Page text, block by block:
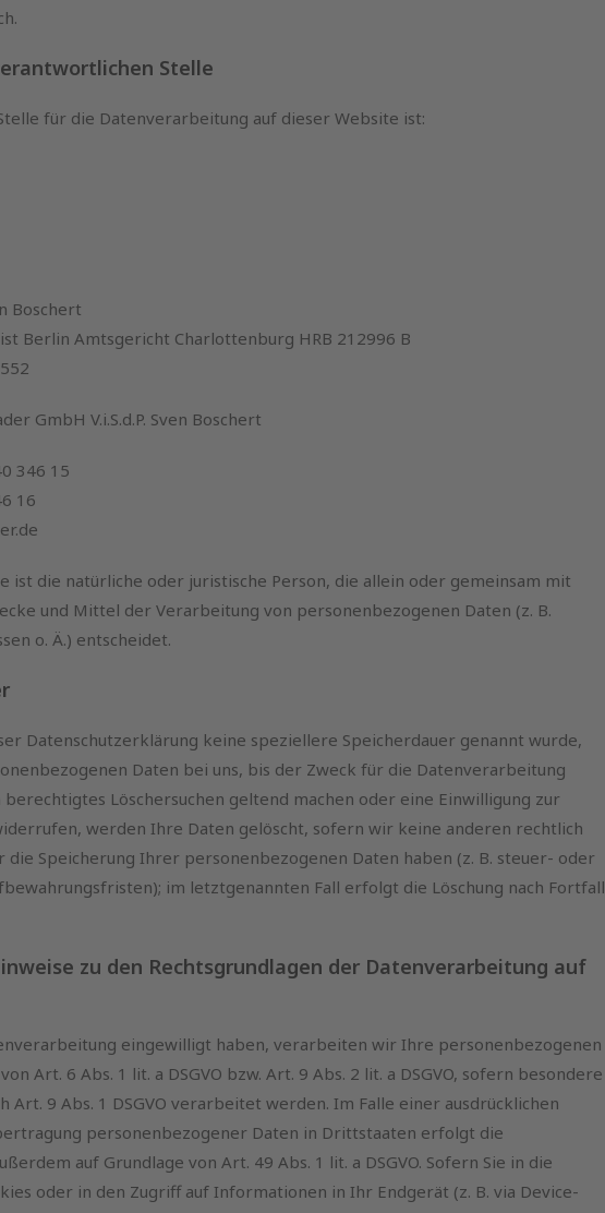
Stelle
für die Datenverarbeitung auf dieser Website ist:
Boschert
Berlin Amtsgericht Charlottenburg HRB 212996 B
GmbH V.i.S.d.P. Sven Boschert
346 15
16
ist die natürliche oder juristische Person, die allein oder gemeinsam mit
und Mittel der Verarbeitung von personenbezogenen Daten (z. B.
o. Ä.) entscheidet.
Datenschutzerklärung keine speziellere Speicherdauer genannt wurde,
Daten bei uns, bis der Zweck für die Datenverarbeitung
berechtigtes Löschersuchen geltend machen oder eine Einwilligung zur
werden Ihre Daten gelöscht, sofern wir keine anderen rechtlich
die Speicherung Ihrer personenbezogenen Daten haben (z. B. steuer- oder
im letztgenannten Fall erfolgt die Löschung nach Fortfall
zu den Rechtsgrundlagen der Datenverarbeitung auf
eingewilligt haben, verarbeiten wir Ihre personenbezogenen
Art. 6 Abs. 1 lit. a DSGVO bzw. Art. 9 Abs. 2 lit. a DSGVO, sofern besondere
Art. 9 Abs. 1 DSGVO verarbeitet werden. Im Falle einer ausdrücklichen
personenbezogener Daten in Drittstaaten erfolgt die
auf Grundlage von Art. 49 Abs. 1 lit. a DSGVO. Sofern Sie in die
oder in den Zugriff auf Informationen in Ihr Endgerät (z. B. via Device-